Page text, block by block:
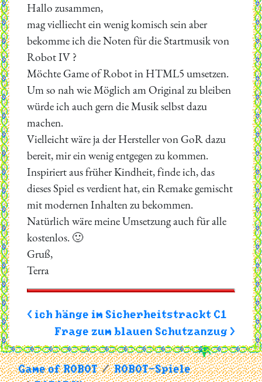
Hallo zusammen,
mag vielliecht ein wenig komisch sein aber
bekomme ich die Noten für die Startmusik von
Robot IV ?
Möchte Game of Robot in HTML5 umsetzen.
Um so nah wie Möglich am Original zu bleiben
würde ich auch gern die Musik selbst dazu
machen.
Vielleicht wäre ja der Hersteller von GoR dazu
bereit, mir ein wenig entgegen zu kommen.
Inspiriert aus früher Kindheit, finde ich, das
dieses Spiel es verdient hat, ein Remake gemischt
mit modernen Inhalten zu bekommen.
Natürlich wäre meine Umsetzung auch für alle
kostenlos. 🙂
Gruß,
Terra
< ich hänge im Sicherheitstrackt C1
Frage zum blauen Schutzanzug >
Game of ROBOT
ROBOT-Spiele